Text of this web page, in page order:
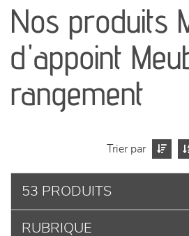
séjours
meubles de complément
chambres et dressing
décoration
Nos produits
d'appoint
rangement
Trier par
53 PRODUITS
RUBRIQUE